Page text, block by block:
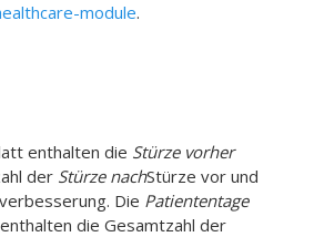
module.
enthalten die Stürze vorher
der Stürze nachStürze vor und
Die Patiententage
die Gesamtzahl der